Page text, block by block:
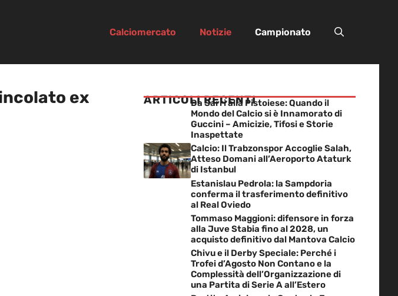
Calciomercato Notizie Campionato
ex
ARTICOLI RECENTI
Da Sarri alla Pistoiese: Quando il
Mondo del Calcio si è Innamorato di
Guccini – Amicizie, Tifosi e Storie
Inaspettate
Calcio: Il Trabzonspor Accoglie Salah,
Atteso Domani all’Aeroporto Ataturk
di Istanbul
Estanislau Pedrola: la Sampdoria
conferma il trasferimento definitivo
al Real Oviedo
Tommaso Maggioni: difensore in forza
alla Juve Stabia fino al 2028, un
acquisto definitivo dal Mantova Calcio
Chivu e il Derby Speciale: Perché i
Trofei d’Agosto Non Contano e la
Complessità dell’Organizzazione di
una Partita di Serie A all’Estero